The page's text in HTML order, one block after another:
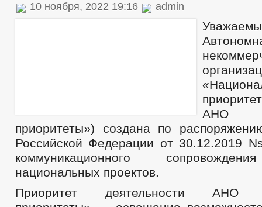
10 ноября, 2022 19:16 admin
АНО
приоритеты») создана по
Российской Федерации от 30.12.2019
коммуникационного
национальных проектов.
Приоритет деятельности АНО